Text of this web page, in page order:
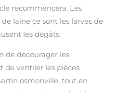
recommencera. Les
laine ce sont les larves de
les dégâts.
de décourager les
de ventiler les pièces
osmonville, tout en